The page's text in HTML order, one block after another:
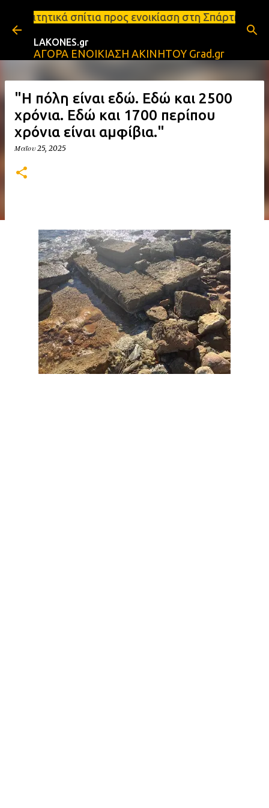
Μετάβαση στο κύριο περιεχόμενο
προς ενοικίαση στη Σπάρτη Ενοικιάσεις
LAKONES.gr
ΑΓΟΡΑ ΕΝΟΙΚΙΑΣΗ ΑΚΙΝΗΤΟΥ Grad.gr
"Η πόλη είναι εδώ. Εδώ και 2500
χρόνια. Εδώ και 1700 περίπου
χρόνια είναι αμφίβια."
Μαΐου 25, 2025